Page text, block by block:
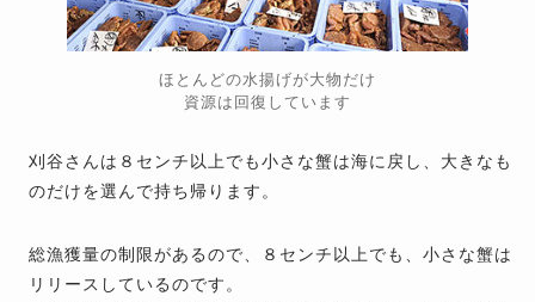
ほとんどの水揚げが大物だけ
資源は回復しています
刈谷さんは８センチ以上でも小さな蟹は海に戻し、大きなも
のだけを選んで持ち帰ります。
総漁獲量の制限があるので、８センチ以上でも、小さな蟹は
リリースしているのです。